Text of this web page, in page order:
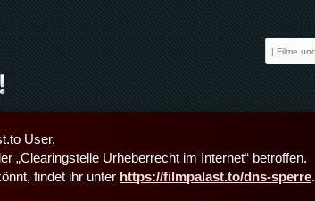
User,
„Clearingstelle Urheberrecht im Internet“ betroffen.
findet ihr unter https://filmpalast.to/dns-sperre.